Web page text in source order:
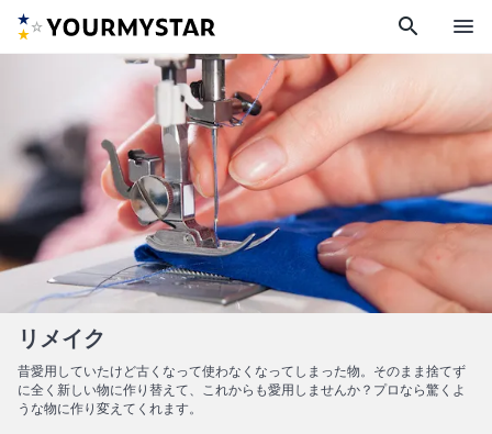
search menu
リメイク
昔愛用していたけど古くなって使わなくなってしまった物。そのまま捨てず
に全く新しい物に作り替えて、これからも愛用しませんか？プロなら驚くよ
うな物に作り変えてくれます。